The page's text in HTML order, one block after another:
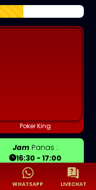
Poker King
JamPanas :
16:30 - 17:00
PolaGacor :
Manual 7 ❌❌✅
WHATSAPP LIVECHAT